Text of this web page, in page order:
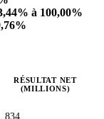
à 100,00%
RÉSULTAT NET
(MILLIONS)
834